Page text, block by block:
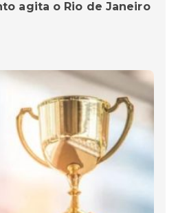
agita o Rio de Janeiro